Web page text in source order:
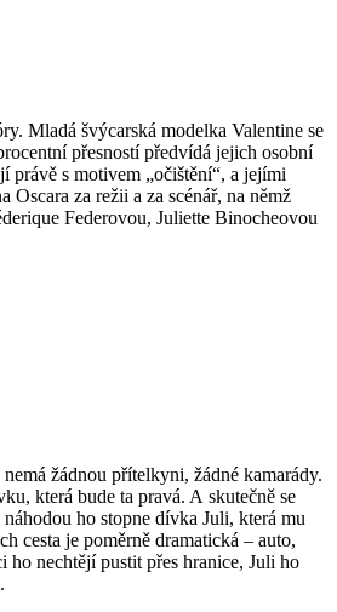
Mladá švýcarská modelka Valentine se
přesností předvídá jejich osobní
právě s motivem „očištění“, a jejími
za režii a za scénář, na němž
Federovou, Juliette Binocheovou
žádnou přítelkyni, žádné kamarády.
která bude ta pravá. A skutečně se
ho stopne dívka Juli, která mu
cesta je poměrně dramatická – auto,
nechtějí pustit přes hranice, Juli ho